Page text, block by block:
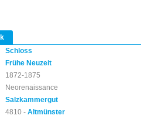
Schloss
Frühe Neuzeit
1872-1875
Neorenaissance
Salzkammergut
4810 -Altmünster